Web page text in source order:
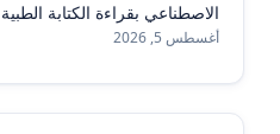
الاصطناعي بقراءة الكتابة الطبية
أغسطس 5, 2026